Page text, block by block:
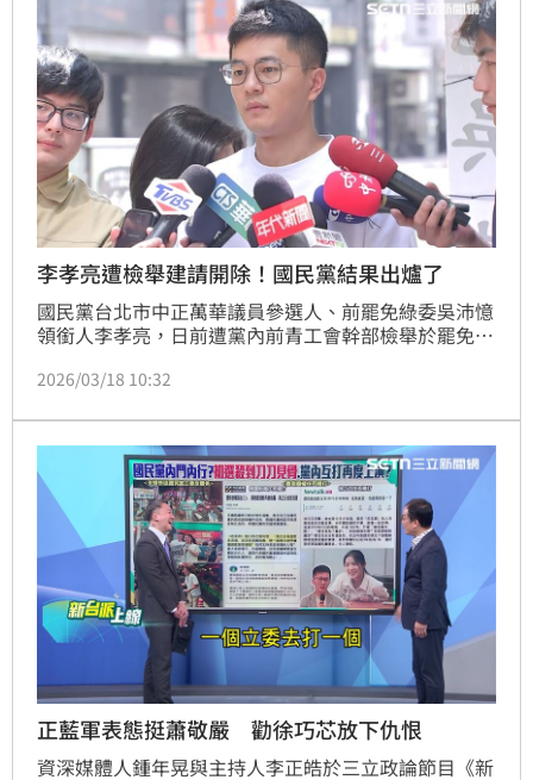
治抹黑與政治操作，希望大家在初選階段能克制，盼黨
內團結。
李孝亮遭檢舉建請開除！國民黨結果出爐了
國民黨台北市中正萬華議員參選人、前罷免綠委吳沛憶
領銜人李孝亮，日前遭黨內前青工會幹部檢舉於罷免期
開紀律委員會，針對李孝亮遭檢舉「損害黨之聲譽」、
認為，「以提供資料無法確認其對本黨形象及其他事項
有確定傷害，不予懲處」。
2026/03/18 10:32
正藍軍表態挺蕭敬嚴 勸徐巧芯放下仇恨
資深媒體人鍾年晃與主持人李正皓於三立政論節目《新